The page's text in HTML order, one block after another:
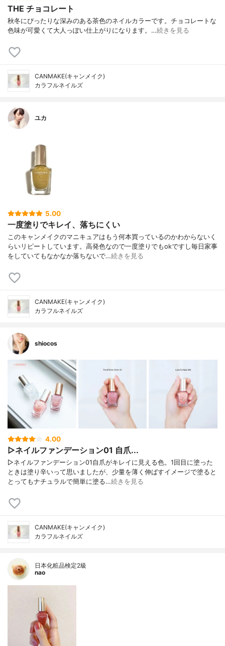
THE チョコレート
秋冬にぴったりな深みのある茶色のネイルカラーです。チョコレートな
色味が可愛くて大人っぽい仕上がりになります。…続きを見る
CANMAKE(キャンメイク)
カラフルネイルズ
ユカ
5.00
一度塗りでキレイ、落ちにくい
このキャンメイクのマニキュアはもう何本買っているのかわからないく
らいリピートしています。高発色なので一度塗りでもokですし毎日家事
をしていてもなかなか落ちないで…続きを見る
CANMAKE(キャンメイク)
カラフルネイルズ
shiocos
4.00
▷ネイルファンデーション01 自爪...
▷ネイルファンデーション01自爪がキレイに見える色。1回目に塗った
ときは塗り辛いって思いましたが、少量を薄く伸ばすイメージで塗ると
とってもナチュラルで簡単に塗る…続きを見る
CANMAKE(キャンメイク)
カラフルネイルズ
日本化粧品検定2級
nao